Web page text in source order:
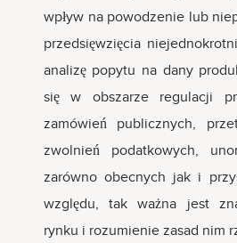
wpływ na powodzenie lub
przedsięwzięcia
analizę popytu na dany
się w obszarze regulacji
zamówień publicznych,
zwolnień podatkowych,
zarówno obecnych jak i
względu, tak ważna jest
rynku i rozumienie zasad nim